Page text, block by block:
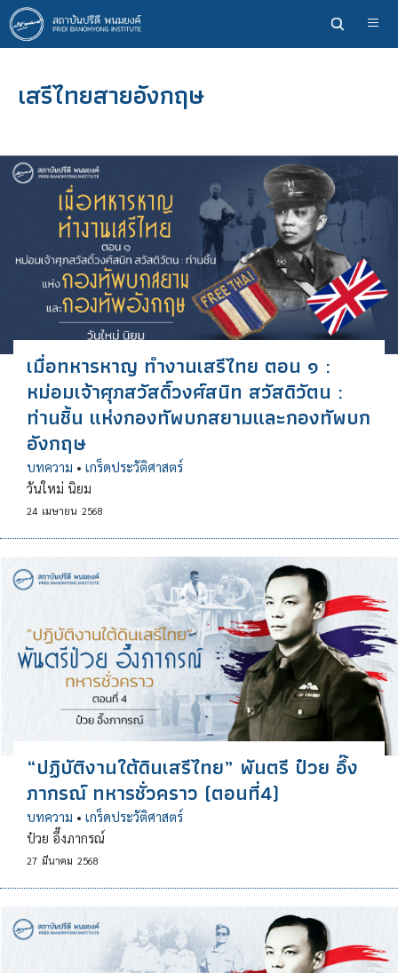
ข้าม
ไป
ยัง
หลักเสรีไทยสายอังกฤษ
เมื่อทหารหาญ ทำงานเสรีไทย ตอน ๑ :
หม่อมเจ้าศุภสวัสดิ์วงศ์สนิท สวัสดิวัตน :
ท่านชิ้น แห่งกองทัพบกสยามและกองทัพบก
อังกฤษ
บทความ • เกร็ดประวัติศาสตร์
วันใหม่ นิยม
24 เมษายน 2568
“ปฏิบัติงานใต้ดินเสรีไทย” พันตรี ป๋วย อึ๊ง
ภากรณ์ ทหารชั่วคราว (ตอนที่4)
บทความ • เกร็ดประวัติศาสตร์
ป๋วย อึ๊งภากรณ์
27 มีนาคม 2568